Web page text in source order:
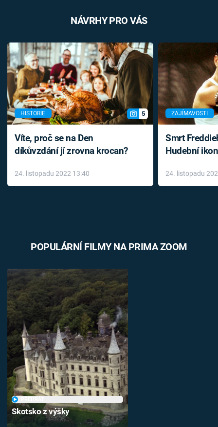
NÁVRHY PRO VÁS
HISTORIE 5
Víte, proč se na Den
díkůvzdání jí zrovna krocan?
24. listopadu 2022 13:40
ZAJÍMAVOSTI
Smrt
Hudební
léky
24. listopadu
POPULÁRNÍ FILMY NA PRIMA ZOOM
Skotsko z výšky